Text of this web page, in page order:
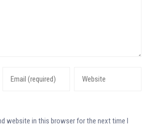
website in this browser for the next time I